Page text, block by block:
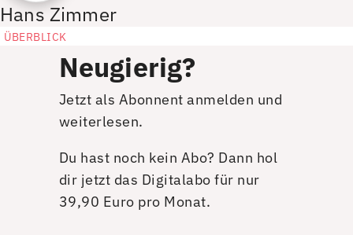
Hans Zimmer
ÜBERBLICK
Neugierig?
Jetzt als Abonnent anmelden und
weiterlesen.
Du hast noch kein Abo? Dann hol
dir jetzt das Digitalabo für nur
39,90 Euro pro Monat.